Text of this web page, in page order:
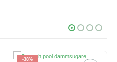
-38%